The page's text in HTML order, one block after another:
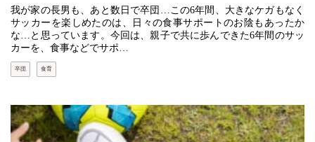
我が家の長男も、あと数日で卒団…この6年間、大きなケガもなく
サッカーを楽しめたのは、日々の食事サポートのお陰もあったか
な…と思っています。今回は、親子で共に歩んできた6年間のサッ
カーを、食事などでサポ…
卒団 食育